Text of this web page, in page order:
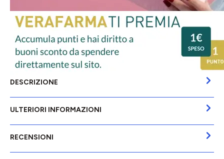
DESCRIZIONE
ULTERIORI INFORMAZIONI
RECENSIONI